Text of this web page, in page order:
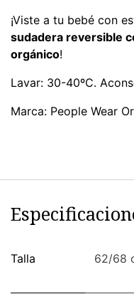
¡Viste a tu bebé con
sudadera reversible
orgánico!
Lavar: 30-40ºC.
Marca: People Wear
Talla 62/68